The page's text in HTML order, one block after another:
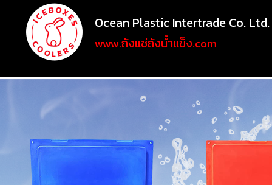
Ocean Plastic Intertrade Co. Ltd.
www.ถังแช่ถังน้ำแข็ง.com